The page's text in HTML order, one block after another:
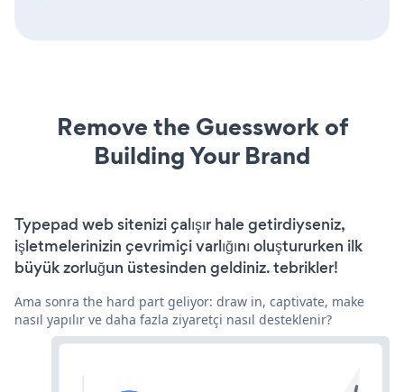
Remove the Guesswork of
Building Your Brand
Typepad web sitenizi çalışır hale getirdiyseniz,
işletmelerinizin çevrimiçi varlığını oluştururken ilk
büyük zorluğun üstesinden geldiniz. tebrikler!
Ama sonra the hard part geliyor: draw in, captivate, make
nasıl yapılır ve daha fazla ziyaretçi nasıl desteklenir?